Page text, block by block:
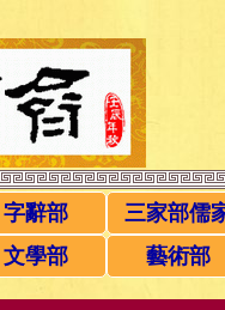
字辭部 三家部儒
文學部 藝術部